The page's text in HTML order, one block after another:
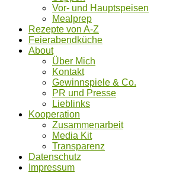
Vor- und Hauptspeisen
Mealprep
Rezepte von A-Z
Feierabendküche
About
Über Mich
Kontakt
Gewinnspiele & Co.
PR und Presse
Lieblinks
Kooperation
Zusammenarbeit
Media Kit
Transparenz
Datenschutz
Impressum